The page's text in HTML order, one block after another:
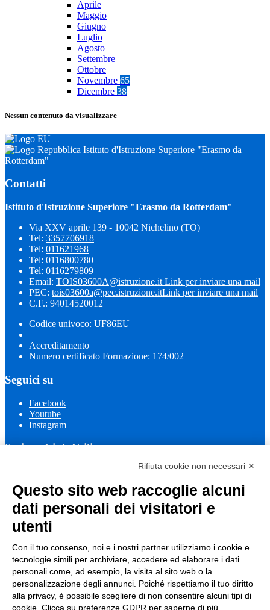
Aprile
Maggio
Giugno
Luglio
Agosto
Settembre
Ottobre
Novembre 65
Dicembre 38
Nessun contenuto da visualizzare
Istituto d'Istruzione Superiore "Erasmo da
Rotterdam"
Contatti
Istituto d'Istruzione Superiore "Erasmo da Rotterdam"
Via XXV aprile 139 - 10042 Nichelino (TO)
Tel: 3357706918
Tel: 011621968
Tel: 0116800780
Tel: 0116279809
Email: TOIS03600A@istruzione.it Link per inviare una mail
PEC: tois03600a@pec.istruzione.itLink per inviare una mail
C.F.: 94014520012
Codice univoco: UF86EU
Accreditamento
Numero certificato Formazione: 174/002
Seguici su
Facebook
Youtube
Instagram
Sezione Link Utili
Informativa Privacy
Ufficio Relazioni con il Pubblico
Dichiarazione di accessibilità
Obiettivi di accessibilità
Gestione consensi cookie
Amministrazione trasparente
Pagina visualizzata
106393 volte
Sezione Copyright
Rifiuta cookie non necessari ✕
Questo sito web raccoglie alcuni
dati personali dei visitatori e
utenti
Con il tuo consenso, noi e i nostri partner utilizziamo i cookie e
tecnologie simili per archiviare, accedere ed elaborare i dati
personali come, ad esempio, la visita al sito web o la
personalizzazione degli annunci. Poiché rispettiamo il tuo diritto
alla privacy, è possibile scegliere di non consentire alcuni tipi di
cookie. Clicca su preferenze GDPR per saperne di più.